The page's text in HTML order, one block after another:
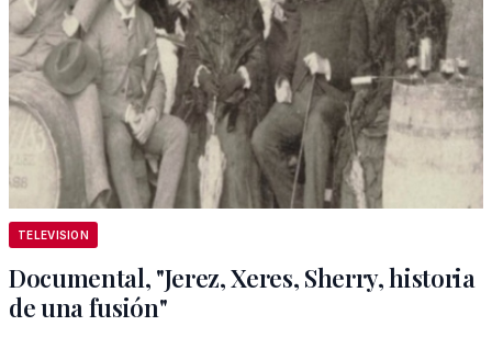
TELEVISION
Documental, "Jerez, Xeres, Sherry, historia
de una fusión"